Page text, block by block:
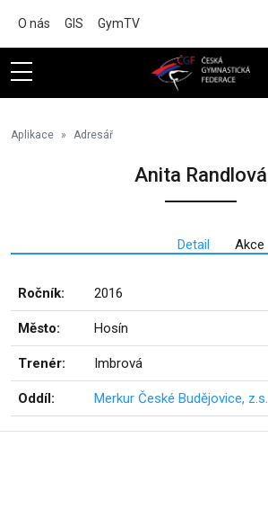
O nás GIS GymTV
Aplikace Adresář
Anita Randlová
Detail Akce
Ročník: 2016
Město: Hosín
Trenér: Imbrová
Oddíl: Merkur České Budějovice, z.s.